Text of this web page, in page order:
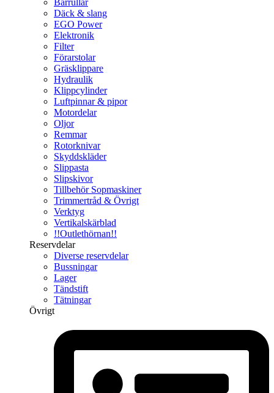
Bärrullar
Däck & slang
EGO Power
Elektronik
Filter
Förarstolar
Gräsklippare
Hydraulik
Klippcylinder
Luftpinnar & pipor
Motordelar
Oljor
Remmar
Rotorknivar
Skyddskläder
Slippasta
Slipskivor
Tillbehör Sopmaskiner
Trimmertråd & Övrigt
Verktyg
Vertikalskärblad
!!Outlethörnan!!
Reservdelar
Diverse reservdelar
Bussningar
Lager
Tändstift
Tätningar
Övrigt